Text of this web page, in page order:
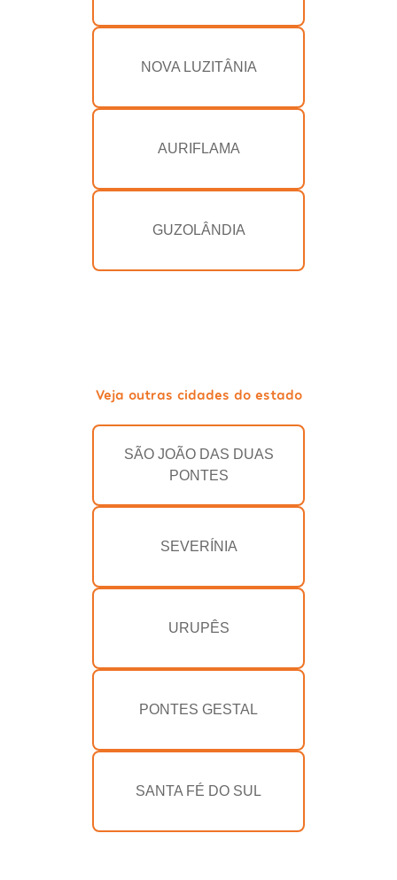
NOVA LUZITÂNIA
AURIFLAMA
GUZOLÂNDIA
Veja outras cidades do estado
SÃO JOÃO DAS DUAS
PONTES
SEVERÍNIA
URUPÊS
PONTES GESTAL
SANTA FÉ DO SUL